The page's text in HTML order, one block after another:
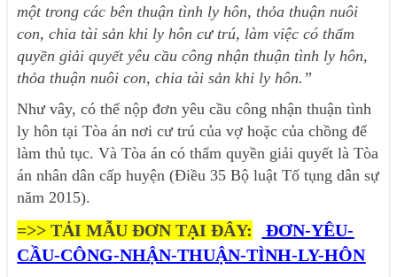
một trong các bên thuận tình ly hôn, thỏa thuận nuôi
con, chia tài sản khi ly hôn cư trú, làm việc có thẩm
quyền giải quyết yêu cầu công nhận thuận tình ly hôn,
thỏa thuận nuôi con, chia tài sản khi ly hôn.”
Như vây, có thể nộp đơn yêu cầu công nhận thuận tình
ly hôn tại Tòa án nơi cư trú của vợ hoặc của chồng để
làm thủ tục. Và Tòa án có thẩm quyền giải quyết là Tòa
án nhân dân cấp huyện (Điều 35 Bộ luật Tố tụng dân sự
năm 2015).
=>> TẢI MẪU ĐƠN TẠI ĐÂY:
ĐƠN-YÊU-
CẦU-CÔNG-NHẬN-THUẬN-TÌNH-LY-HÔN